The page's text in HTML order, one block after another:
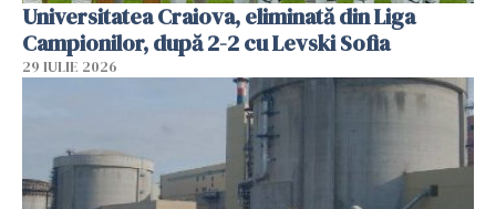
Universitatea Craiova, eliminată din Liga
Campionilor, după 2-2 cu Levski Sofia
29 IULIE 2026